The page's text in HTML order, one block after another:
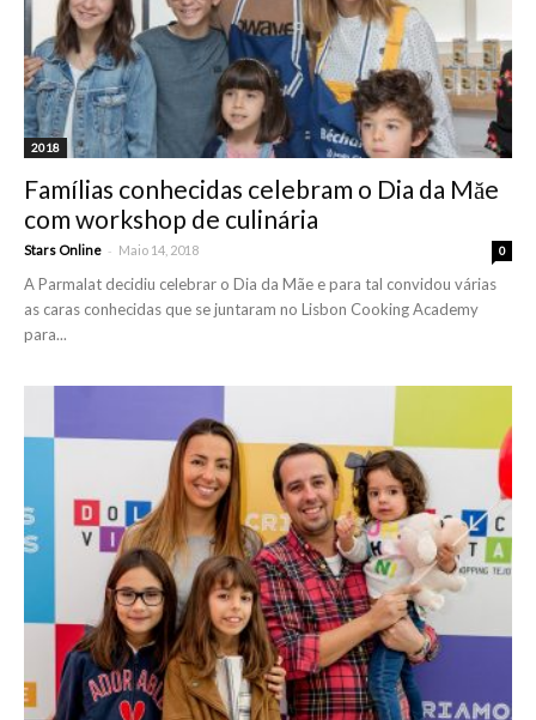
2018
Famílias conhecidas celebram o Dia da Măe
com workshop de culinária
Stars Online - Maio 14, 2018 0
A Parmalat decidiu celebrar o Dia da Mãe e para tal convidou várias
as caras conhecidas que se juntaram no Lisbon Cooking Academy
para...